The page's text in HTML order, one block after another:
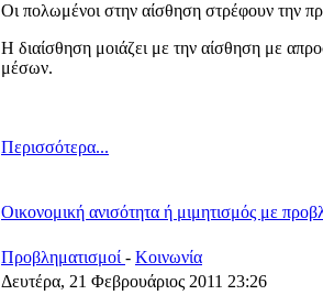
Οι πολωμένοι στην αίσθηση στρέφουν την
Η διαίσθηση μοιάζει με την αίσθηση με
μέσων.
Περισσότερα...
Οικονομική ανισότητα ή μιμητισμός με
Προβληματισμοί - Κοινωνία
Δευτέρα, 21 Φεβρουάριος 2011 23:26